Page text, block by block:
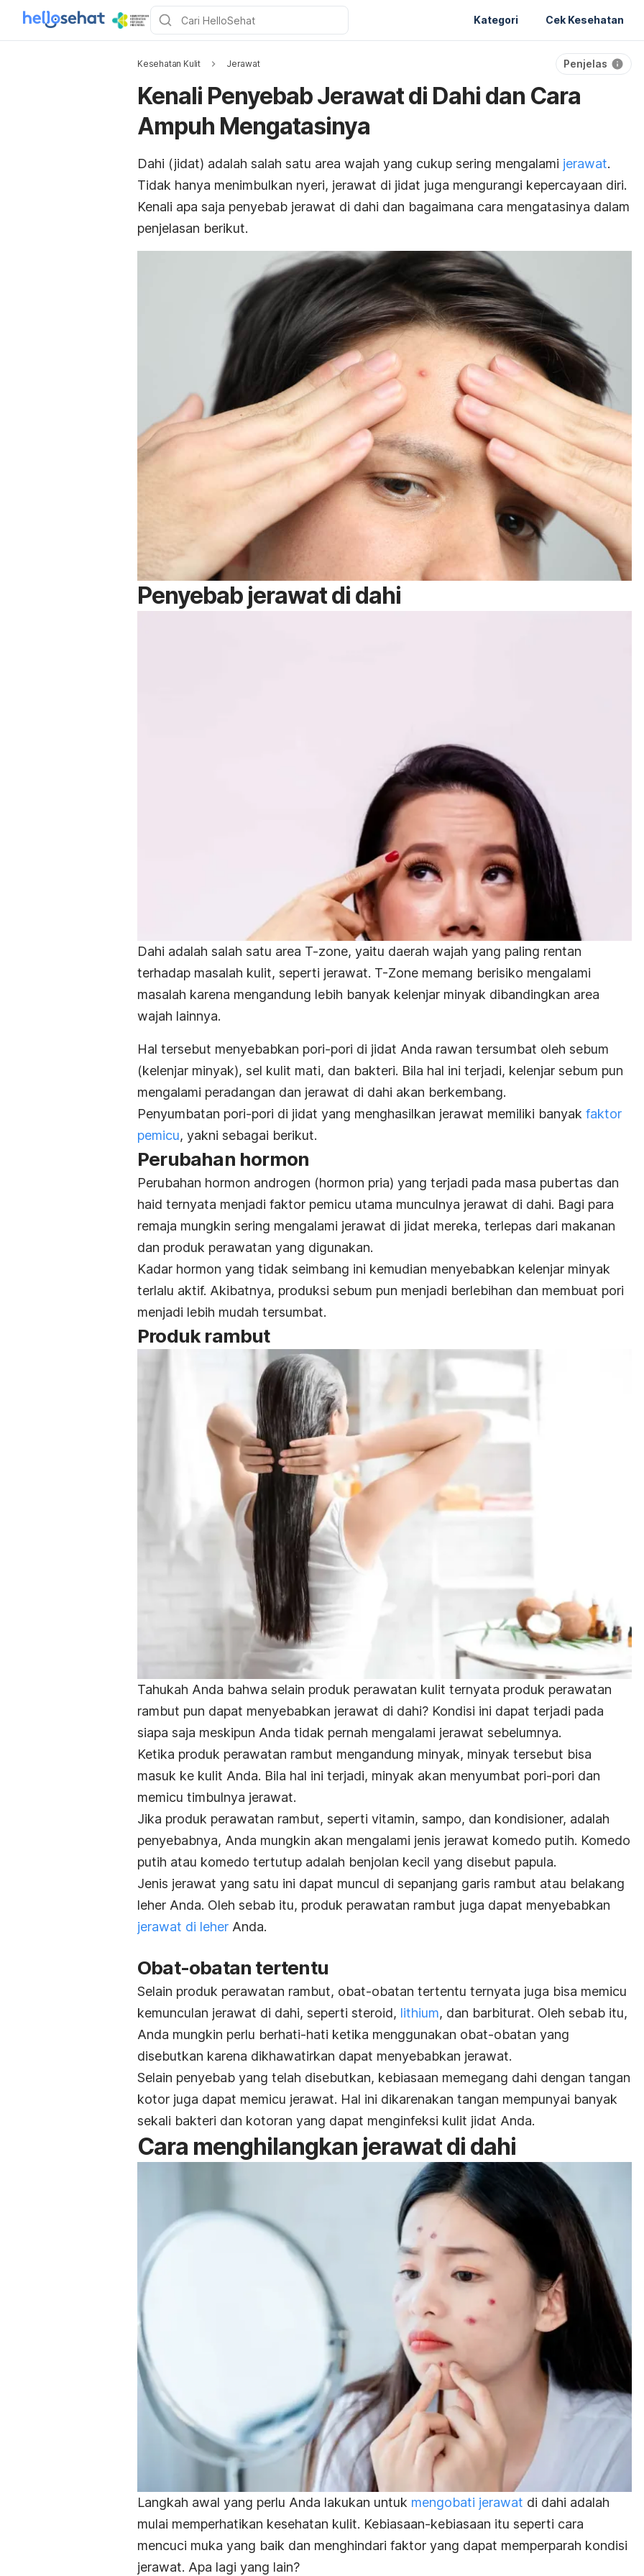
Kategori Cek Kesehatan
Kesehatan Kulit Jerawat Penjelas
Kenali Penyebab Jerawat di Dahi dan Cara
Ampuh Mengatasinya
Dahi (jidat) adalah salah satu area wajah yang cukup sering mengalami jerawat.
Tidak hanya menimbulkan nyeri, jerawat di jidat juga mengurangi kepercayaan diri.
Kenali apa saja penyebab jerawat di dahi dan bagaimana cara mengatasinya dalam
penjelasan berikut.
Penyebab jerawat di dahi
Dahi adalah salah satu area T-zone, yaitu daerah wajah yang paling rentan
terhadap masalah kulit, seperti jerawat. T-Zone memang berisiko mengalami
masalah karena mengandung lebih banyak kelenjar minyak dibandingkan area
wajah lainnya.
Hal tersebut menyebabkan pori-pori di jidat Anda rawan tersumbat oleh sebum
(kelenjar minyak), sel kulit mati, dan bakteri. Bila hal ini terjadi, kelenjar sebum pun
mengalami peradangan dan jerawat di dahi akan berkembang.
Penyumbatan pori-pori di jidat yang menghasilkan jerawat memiliki banyak faktor
pemicu, yakni sebagai berikut.
Perubahan hormon
Perubahan hormon androgen (hormon pria) yang terjadi pada masa pubertas dan
haid ternyata menjadi faktor pemicu utama munculnya jerawat di dahi. Bagi para
remaja mungkin sering mengalami jerawat di jidat mereka, terlepas dari makanan
dan produk perawatan yang digunakan.
Kadar hormon yang tidak seimbang ini kemudian menyebabkan kelenjar minyak
terlalu aktif. Akibatnya, produksi sebum pun menjadi berlebihan dan membuat pori
menjadi lebih mudah tersumbat.
Produk rambut
Tahukah Anda bahwa selain produk perawatan kulit ternyata produk perawatan
rambut pun dapat menyebabkan jerawat di dahi? Kondisi ini dapat terjadi pada
siapa saja meskipun Anda tidak pernah mengalami jerawat sebelumnya.
Ketika produk perawatan rambut mengandung minyak, minyak tersebut bisa
masuk ke kulit Anda. Bila hal ini terjadi, minyak akan menyumbat pori-pori dan
memicu timbulnya jerawat.
Jika produk perawatan rambut, seperti vitamin, sampo, dan kondisioner, adalah
penyebabnya, Anda mungkin akan mengalami jenis jerawat komedo putih. Komedo
putih atau komedo tertutup adalah benjolan kecil yang disebut papula.
Jenis jerawat yang satu ini dapat muncul di sepanjang garis rambut atau belakang
leher Anda. Oleh sebab itu, produk perawatan rambut juga dapat menyebabkan
jerawat di leher Anda.
Obat-obatan tertentu
Selain produk perawatan rambut, obat-obatan tertentu ternyata juga bisa memicu
kemunculan jerawat di dahi, seperti steroid, lithium, dan barbiturat. Oleh sebab itu,
Anda mungkin perlu berhati-hati ketika menggunakan obat-obatan yang
disebutkan karena dikhawatirkan dapat menyebabkan jerawat.
Selain penyebab yang telah disebutkan, kebiasaan memegang dahi dengan tangan
kotor juga dapat memicu jerawat. Hal ini dikarenakan tangan mempunyai banyak
sekali bakteri dan kotoran yang dapat menginfeksi kulit jidat Anda.
Cara menghilangkan jerawat di dahi
Langkah awal yang perlu Anda lakukan untuk mengobati jerawat di dahi adalah
mulai memperhatikan kesehatan kulit. Kebiasaan-kebiasaan itu seperti cara
mencuci muka yang baik dan menghindari faktor yang dapat memperparah kondisi
jerawat. Apa lagi yang lain?